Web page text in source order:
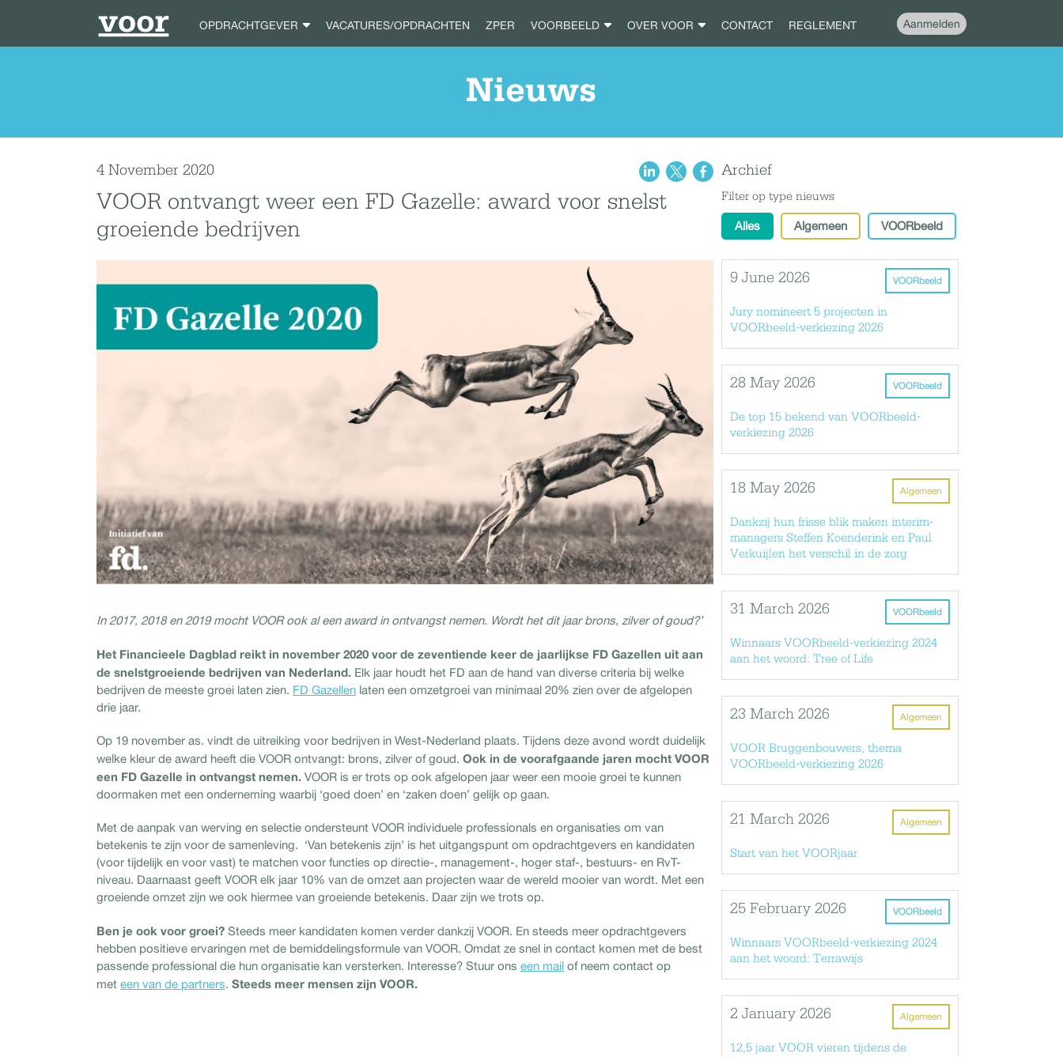
OPDRACHTGEVER VACATURES/OPDRACHTEN ZPER VOORBEELD OVER VOOR CONTACT REGLEMENT Aanmelden
Nieuws
4 November 2020
VOOR ontvangt weer een FD Gazelle: award voor snelst
groeiende bedrijven
In 2017, 2018 en 2019 mocht VOOR ook al een award in ontvangst nemen. Wordt het dit jaar brons, zilver of goud?’
Het Financieele Dagblad reikt in november 2020 voor de zeventiende keer de jaarlijkse FD Gazellen uit aan
de snelstgroeiende bedrijven van Nederland. Elk jaar houdt het FD aan de hand van diverse criteria bij welke
bedrijven de meeste groei laten zien. FD Gazellen laten een omzetgroei van minimaal 20% zien over de afgelopen
drie jaar.
Op 19 november as. vindt de uitreiking voor bedrijven in West-Nederland plaats. Tijdens deze avond wordt duidelijk
welke kleur de award heeft die VOOR ontvangt: brons, zilver of goud. Ook in de voorafgaande jaren mocht VOOR
een FD Gazelle in ontvangst nemen. VOOR is er trots op ook afgelopen jaar weer een mooie groei te kunnen
doormaken met een onderneming waarbij ‘goed doen’ en ‘zaken doen’ gelijk op gaan.
Met de aanpak van werving en selectie ondersteunt VOOR individuele professionals en organisaties om van
betekenis te zijn voor de samenleving. ‘Van betekenis zijn’ is het uitgangspunt om opdrachtgevers en kandidaten
(voor tijdelijk en voor vast) te matchen voor functies op directie-, management-, hoger staf-, bestuurs- en RvT-
niveau. Daarnaast geeft VOOR elk jaar 10% van de omzet aan projecten waar de wereld mooier van wordt. Met een
groeiende omzet zijn we ook hiermee van groeiende betekenis. Daar zijn we trots op.
Ben je ook voor groei? Steeds meer kandidaten komen verder dankzij VOOR. En steeds meer opdrachtgevers
hebben positieve ervaringen met de bemiddelingsformule van VOOR. Omdat ze snel in contact komen met de best
passende professional die hun organisatie kan versterken. Interesse? Stuur ons een mail of neem contact op
met een van de partners. Steeds meer mensen zijn VOOR.
Archief
Filter op type nieuws
Alles Algemeen VOORbeeld
VOORbeeld
9 June 2026
Jury nomineert 5 projecten in
VOORbeeld-verkiezing 2026
VOORbeeld
28 May 2026
De top 15 bekend van VOORbeeld-
verkiezing 2026
Algemeen
18 May 2026
Dankzij hun frisse blik maken interim-
managers Steffen Koenderink en Paul
Verkuijlen het verschil in de zorg
VOORbeeld
31 March 2026
Winnaars VOORbeeld-verkiezing 2024
aan het woord: Tree of Life
Algemeen
23 March 2026
VOOR Bruggenbouwers, thema
VOORbeeld-verkiezing 2026
Algemeen
21 March 2026
Start van het VOORjaar
VOORbeeld
25 February 2026
Winnaars VOORbeeld-verkiezing 2024
aan het woord: Terrawijs
Algemeen
2 January 2026
12,5 jaar VOOR vieren tijdens de